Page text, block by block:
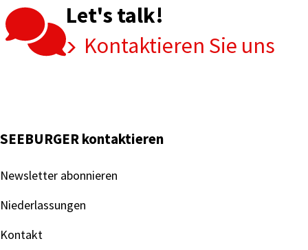
Let's talk!
Kontaktieren Sie uns
SEEBURGER kontaktieren
Newsletter abonnieren
Niederlassungen
Kontakt